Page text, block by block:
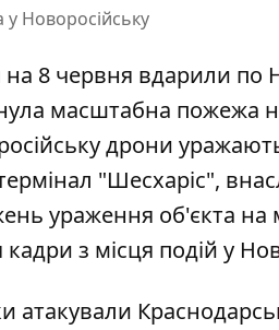
у Новоросійську
на 8 червня вдарили по
масштабна пожежа
дрони
"Шесхаріс",
ураження об'єкта на
з місця подій у
атакували